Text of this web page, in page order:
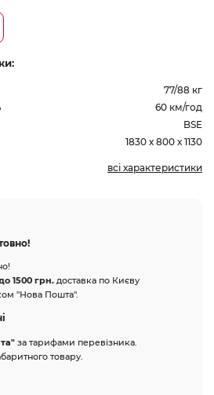
77/88 кг
60 км/год
BSE
1830 х 800 х 1130
всі характеристики
1500 грн. доставка по Києву
"Нова Пошта".
за тарифами перевізника.
товару.